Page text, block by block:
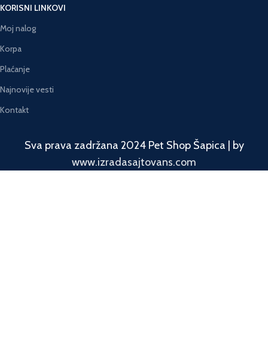
KORISNI LINKOVI
Moj nalog
Korpa
Plaćanje
Najnovije vesti
Kontakt
Sva prava zadržana 2024 Pet Shop Šapica | by
www.izradasajtovans.com